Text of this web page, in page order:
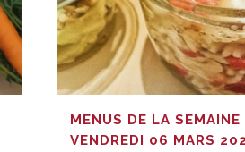
MENUS DE LA
VENDREDI 06 MARS